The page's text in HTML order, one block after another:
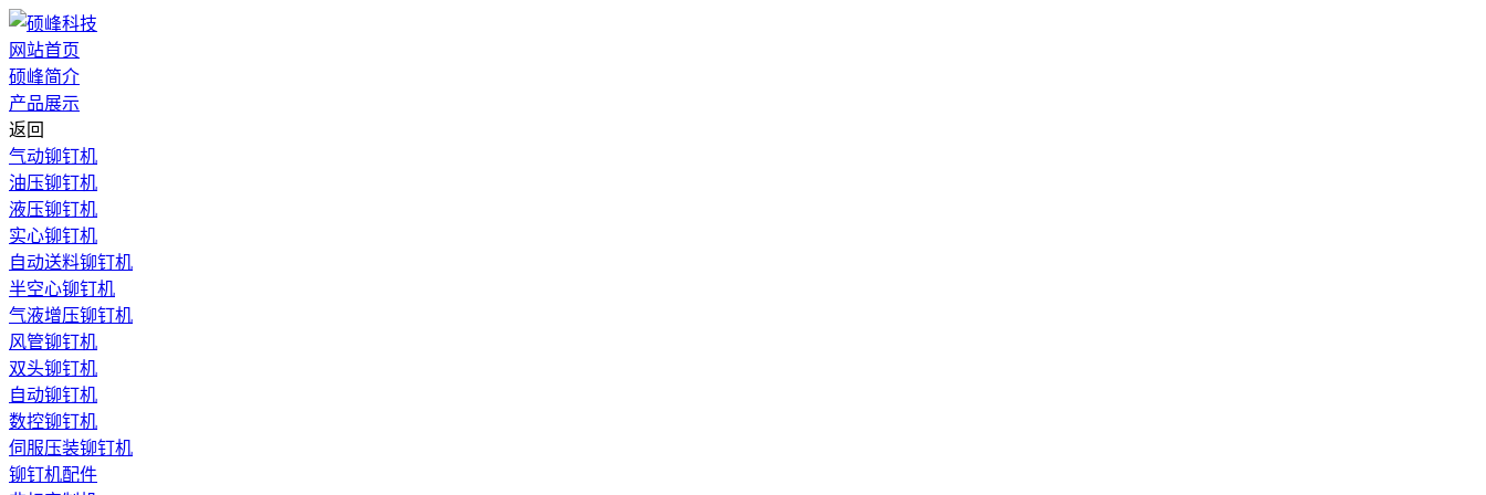
网站首页
硕峰简介
产品展示
返回
气动铆钉机
油压铆钉机
液压铆钉机
实心铆钉机
自动送料铆钉机
半空心铆钉机
气液增压铆钉机
风管铆钉机
双头铆钉机
自动铆钉机
数控铆钉机
伺服压装铆钉机
铆钉机配件